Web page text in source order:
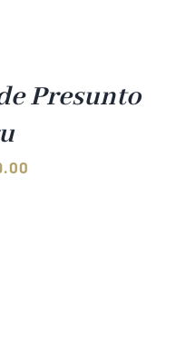
Presunto